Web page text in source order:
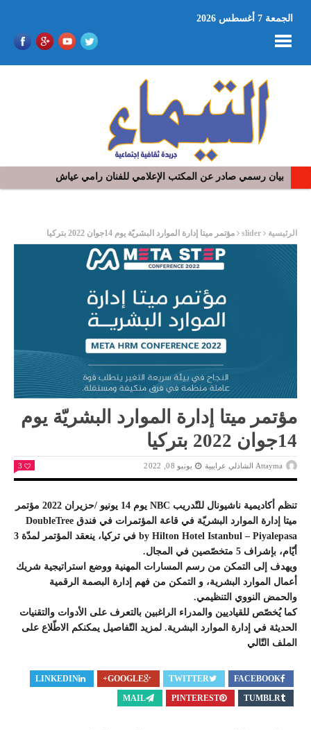
الجمعة 7 أغسطس 2026
بيان رسمي صادر عن المكتب الإعلامي للفنان رامي عياش
الرئيسية slider مؤتمر ميتا إدارة الموارد البشريّة يوم 14جوان 2022 بتركيا
مؤتمر ميتا إدارة الموارد البشريّة يوم
14جوان 2022 بتركيا
Attayma الشاذلي عرايبية يونيو 08, 2022 3
تنظم أكاديمية ناشيونال للتّدريب NBC يوم 14 يونيو /حزيران 2022 مؤتمر
ميتا إدارة الموارد البشريّة في قاعة المؤتمرات في فندق DoubleTree
by Hilton Hotel Istanbul – Piyalepasa في تركيا، ينعقد المؤتمر لمدّة 3
أيّام، بإشراف 5 متخصّصين في المجال.
ويهدف إلى التمكن من رسم المسارات المهنية ووضع استراتيجية شريك
أعمال الموارد البشرية، و التمكن من فهم إدارة البصمة الرقمية
والحمض النووي التنظيمي.
كما يُخصّص للقياديين والمدراء الراغبين بالتعرف على الأدوات والتقنيات
الحديثة في إدارة الموارد البشرية. لمزيد التّفاصيل يمكنكم الاطّلاع على
الملف التّالي
FACEBOOK
TWITTER
GOOGLE+
LINKEDIN
TUMBLR
PINTEREST
MAIL